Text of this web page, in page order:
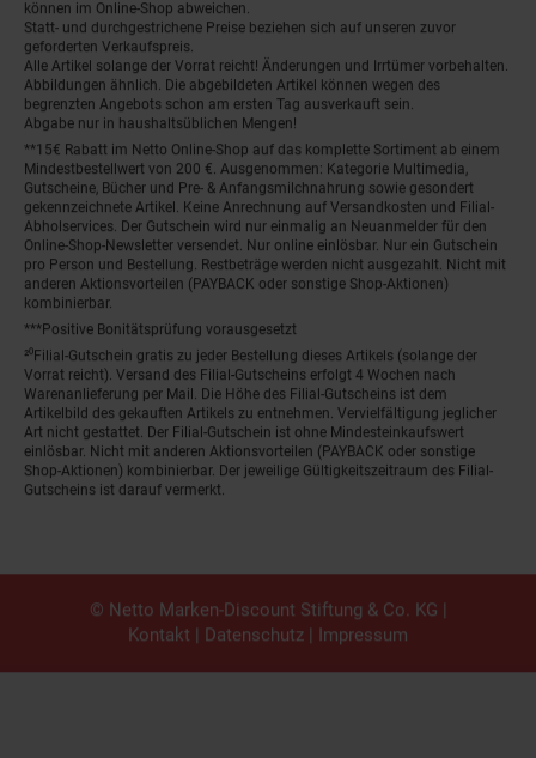
können im Online-Shop abweichen.
Statt- und durchgestrichene Preise beziehen sich auf unseren zuvor
geforderten Verkaufspreis.
Alle Artikel solange der Vorrat reicht! Änderungen und Irrtümer vorbehalten.
Abbildungen ähnlich. Die abgebildeten Artikel können wegen des
begrenzten Angebots schon am ersten Tag ausverkauft sein.
Abgabe nur in haushaltsüblichen Mengen!
**15€ Rabatt im Netto Online-Shop auf das komplette Sortiment ab einem
Mindestbestellwert von 200 €. Ausgenommen: Kategorie Multimedia,
Gutscheine, Bücher und Pre- & Anfangsmilchnahrung sowie gesondert
gekennzeichnete Artikel. Keine Anrechnung auf Versandkosten und Filial-
Abholservices. Der Gutschein wird nur einmalig an Neuanmelder für den
Online-Shop-Newsletter versendet. Nur online einlösbar. Nur ein Gutschein
pro Person und Bestellung. Restbeträge werden nicht ausgezahlt. Nicht mit
anderen Aktionsvorteilen (PAYBACK oder sonstige Shop-Aktionen)
kombinierbar.
***Positive Bonitätsprüfung vorausgesetzt
²⁰Filial-Gutschein gratis zu jeder Bestellung dieses Artikels (solange der
Vorrat reicht). Versand des Filial-Gutscheins erfolgt 4 Wochen nach
Warenanlieferung per Mail. Die Höhe des Filial-Gutscheins ist dem
Artikelbild des gekauften Artikels zu entnehmen. Vervielfältigung jeglicher
Art nicht gestattet. Der Filial-Gutschein ist ohne Mindesteinkaufswert
einlösbar. Nicht mit anderen Aktionsvorteilen (PAYBACK oder sonstige
Shop-Aktionen) kombinierbar. Der jeweilige Gültigkeitszeitraum des Filial-
Gutscheins ist darauf vermerkt.
© Netto Marken-Discount Stiftung & Co. KG |
Kontakt | Datenschutz | Impressum